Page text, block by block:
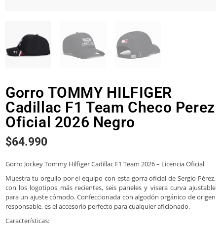
Gorro TOMMY HILFIGER
Cadillac F1 Team Checo Perez
Oficial 2026 Negro
$64.990
Gorro Jockey Tommy Hilfiger Cadillac F1 Team 2026 – Licencia Oficial
Muestra tu orgullo por el equipo con esta gorra oficial de Sergio Pérez,
con los logotipos más recientes, seis paneles y visera curva ajustable
para un ajuste cómodo. Confeccionada con algodón orgánico de origen
responsable, es el accesorio perfecto para cualquier aficionado.
Características: